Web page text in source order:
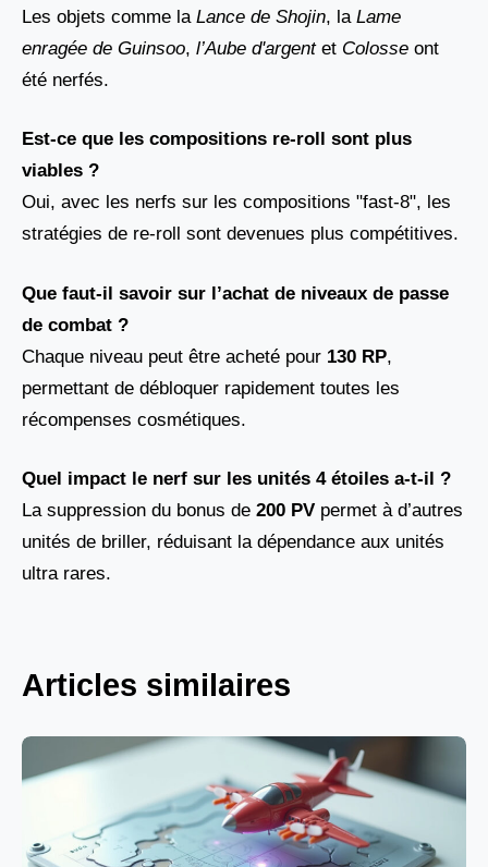
Les objets comme la Lance de Shojin, la Lame
enragée de Guinsoo, l’Aube d'argentet Colosse ont
été nerfés.
Est-ce que les compositions re-roll sont plus
viables ?
Oui, avec les nerfs sur les compositions "fast-8", les
stratégies de re-roll sont devenues plus compétitives.
Que faut-il savoir sur l’achat de niveaux de passe
de combat ?
Chaque niveau peut être acheté pour 130 RP,
permettant de débloquer rapidement toutes les
récompenses cosmétiques.
Quel impact le nerf sur les unités 4 étoiles a-t-il ?
La suppression du bonus de 200 PV permet à d’autres
unités de briller, réduisant la dépendance aux unités
ultra rares.
Articles similaires